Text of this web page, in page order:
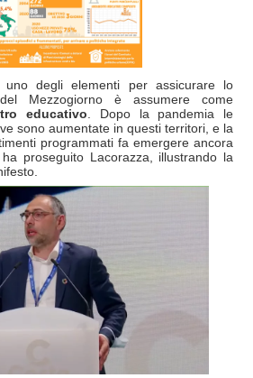
uno degli elementi per assicurare lo
Mezzogiorno è assumere come
educativo . Dopo la pandemia le
sono aumentate in questi territori, e la
programmati fa emergere ancora
proseguito Lacorazza, illustrando la